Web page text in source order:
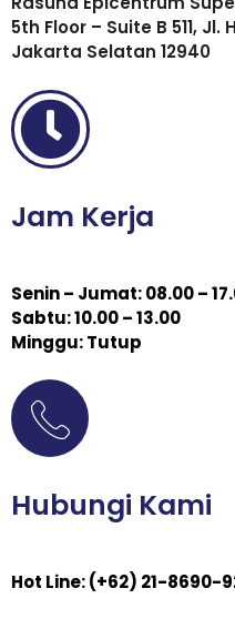
5th Floor – Suite B 511,
Jakarta Selatan 12940
Jam Kerja
Senin – Jumat: 08.00 –
Sabtu: 10.00 – 13.00
Minggu: Tutup
Hubungi Kami
Hot Line: (+62) 21-8690-